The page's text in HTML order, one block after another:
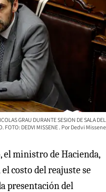
GRAU DURANTE SESION DE SALA DEL
FOTO: DEDVI MISSENE
Dedvi Missene
, el ministro de Hacienda,
costo del reajuste se
presentación del